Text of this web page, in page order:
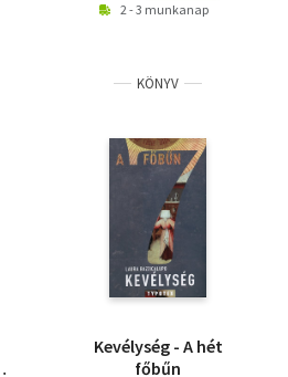
2 - 3 munkanap
KÖNYV
Kevélység - A hét
főbűn